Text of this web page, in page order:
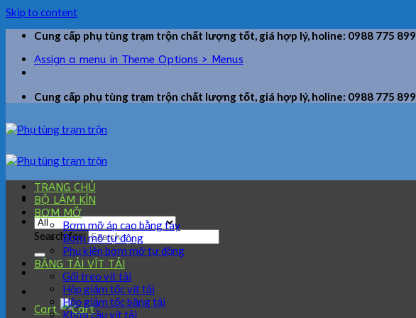
Skip to content
Cung cấp phụ tùng trạm trộn chất lượng tốt, giá hợp lý, holine: 0988 775 899
Assign a menu in Theme Options > Menus
Cung cấp phụ tùng trạm trộn chất lượng tốt, giá hợp lý, holine: 0988 775 899
Search for:
Cart
TRANG CHỦ
BỘ LÀM KÍN
BƠM MỠ
Bơm mỡ áp cao bằng tay
Bơm mỡ tự động
Phụ kiện bơm mỡ tự động
BĂNG TẢI VÍT TẢI
Gối treo vít tải
Hộp giảm tốc vít tải
Hộp giảm tốc băng tải
Khớp cầu vít tải